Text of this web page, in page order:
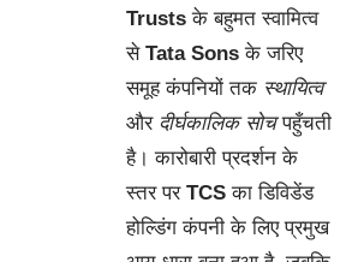
Trusts के बहुमत स्वामित्व
से Tata Sons के जरिए
समूह कंपनियों तक स्थायित्व
और दीर्घकालिक सोचपहुँचती
है। कारोबारी प्रदर्शन के
स्तर पर TCS का डिविडेंड
होल्डिंग कंपनी के लिए प्रमुख